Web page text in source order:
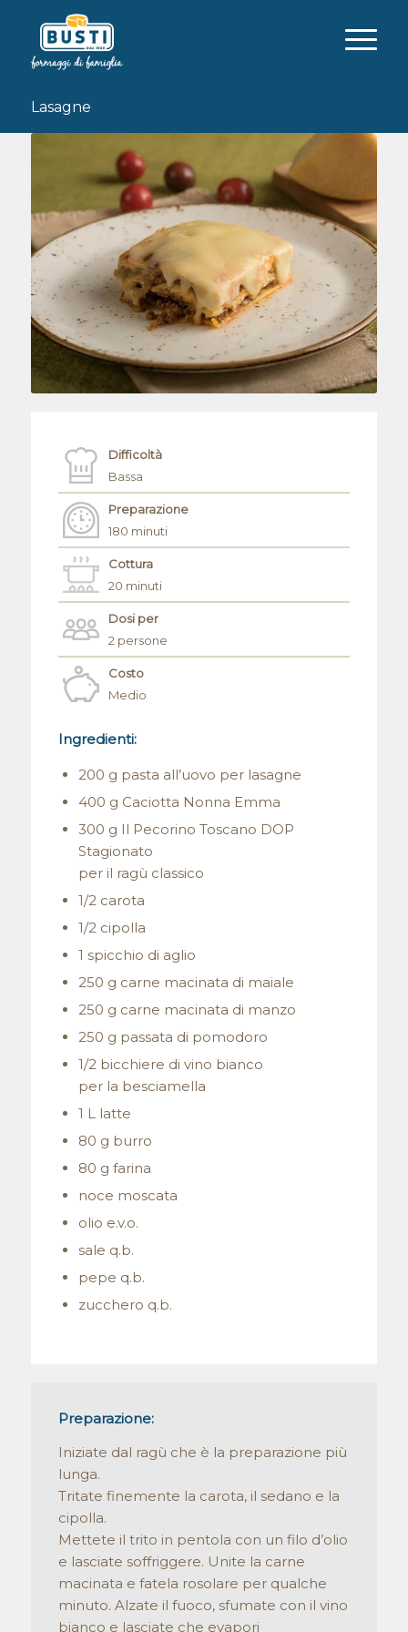
Lasagne
Difficoltà
Bassa
Preparazione
180 minuti
Cottura
20 minuti
Dosi per
2 persone
Costo
Medio
Ingredienti:
200 g pasta all’uovo per lasagne
400 g Caciotta Nonna Emma
300 g Il Pecorino Toscano DOP
Stagionato
per il ragù classico
1/2 carota
1/2 cipolla
1 spicchio di aglio
250 g carne macinata di maiale
250 g carne macinata di manzo
250 g passata di pomodoro
1/2 bicchiere di vino bianco
per la besciamella
1 L latte
80 g burro
80 g farina
noce moscata
olio e.v.o.
sale q.b.
pepe q.b.
zucchero q.b.
Preparazione:
Iniziate dal ragù che è la preparazione più
lunga.
Tritate finemente la carota, il sedano e la
cipolla.
Mettete il trito in pentola con un filo d’olio
e lasciate soffriggere. Unite la carne
macinata e fatela rosolare per qualche
minuto. Alzate il fuoco, sfumate con il vino
bianco e lasciate che evapori